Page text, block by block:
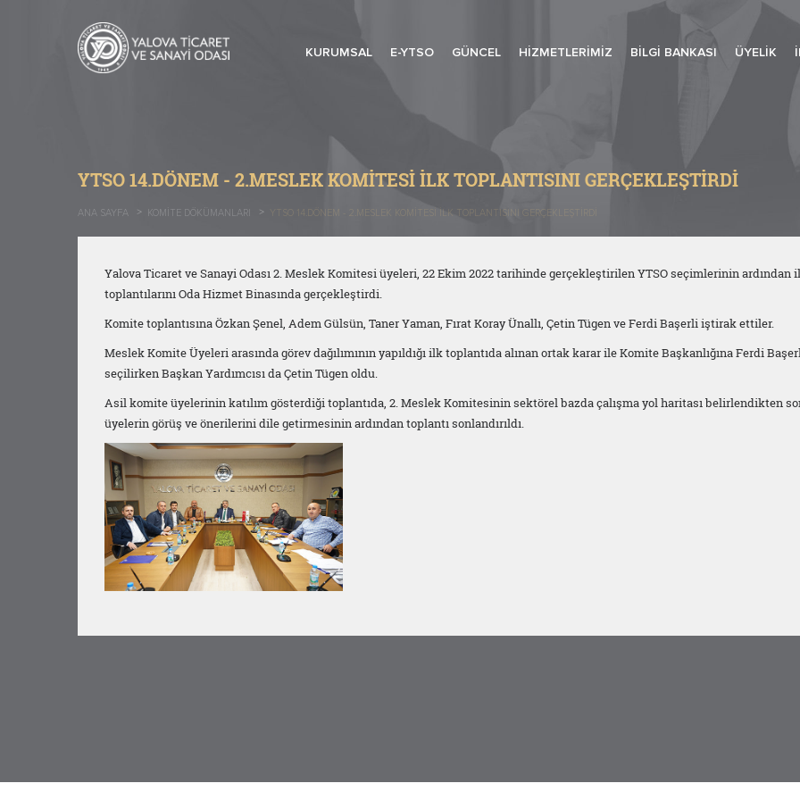
KURUMSAL E-YTSO GÜNCEL HIZMETLERIMIZ BILGI BANKASI ÜYELIK
YTSO 14.DÖNEM - 2.MESLEK KOMITESI İLK TOPLANTISINI GERÇEKLEŞTIRDI
ANA SAYFA KOMITE DÖKÜMANLARI YTSO 14.DÖNEM - 2.MESLEK KOMITESI İLK TOPLANTISINI GERÇEKLEŞTIRDI
Yalova Ticaret ve Sanayi Odası 2. Meslek Komitesi üyeleri, 22 Ekim 2022 tarihinde gerçekleştirilen YTSO seçimlerinin ardından
toplantılarını Oda Hizmet Binasında gerçekleştirdi.
Komite toplantısına Özkan Şenel, Adem Gülsün, Taner Yaman, Fırat Koray Ünallı, Çetin Tügen ve Ferdi Başerli iştirak ettiler.
Meslek Komite Üyeleri arasında görev dağılımının yapıldığı ilk toplantıda alınan ortak karar ile Komite Başkanlığına Ferdi
seçilirken Başkan Yardımcısı da Çetin Tügen oldu.
Asil komite üyelerinin katılım gösterdiği toplantıda, 2. Meslek Komitesinin sektörel bazda çalışma yol haritası belirlendikten
üyelerin görüş ve önerilerini dile getirmesinin ardından toplantı sonlandırıldı.